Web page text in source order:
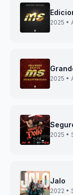
2025 •
2025 •
2025 •
Jalo
2022 •